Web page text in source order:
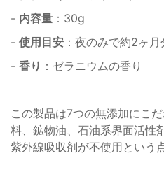
- 内容量 ：30g
- 使用目安 ：夜のみで約2ヶ月
- 香り ：ゼラニウムの香り
この製品は7つの無添加にこ
料、鉱物油、石油系界面活性
紫外線吸収剤が不使用という